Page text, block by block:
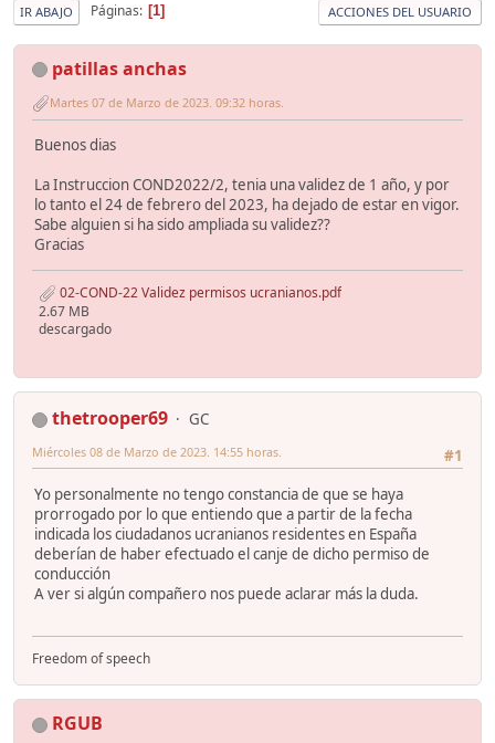
IR ABAJO Páginas 1 ACCIONES DEL USUARIO
patillas anchas
Martes 07 de Marzo de 2023. 09:32 horas.
Buenos dias
La Instruccion COND2022/2, tenia una validez de 1 año, y por
lo tanto el 24 de febrero del 2023, ha dejado de estar en vigor.
Sabe alguien si ha sido ampliada su validez??
Gracias
02-COND-22 Validez permisos ucranianos.pdf
2.67 MB
descargado
thetrooper69
GC
#1
Miércoles 08 de Marzo de 2023. 14:55 horas.
Yo personalmente no tengo constancia de que se haya
prorrogado por lo que entiendo que a partir de la fecha
indicada los ciudadanos ucranianos residentes en España
deberían de haber efectuado el canje de dicho permiso de
conducción
A ver si algún compañero nos puede aclarar más la duda.
Freedom of speech
RGUB